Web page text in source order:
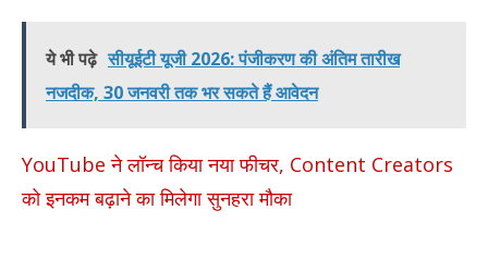
ये भी पढ़े सीयूईटी यूजी 2026: पंजीकरण की अंतिम तारीख
नजदीक, 30 जनवरी तक भर सकते हैं आवेदन
YouTube ने लॉन्च किया नया फीचर, Content Creators
को इनकम बढ़ाने का मिलेगा सुनहरा मौका